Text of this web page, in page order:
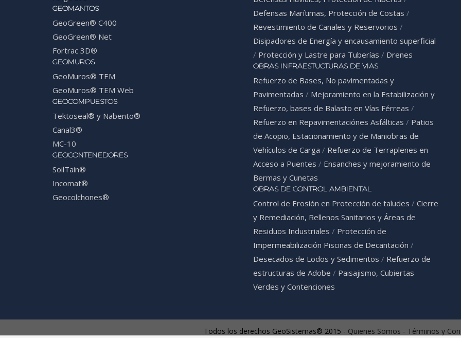
GEOMANTOS
GeoGreen® C400
GeoGreen® Net
Fortrac 3D®
GEOMUROS
GeoMuros® TEM
GeoMuros® TEM Web
GEOCOMPUESTOS
Tektoseal® y Nabento®
Canal3®
MC-10
GEOCONTENEDORES
SoilTain®
Incomat®
Geocolchones®
Defensas Marítimas, Protección de Costas /
Revestimiento de Canales y Reservorios /
Disipadores de Energía y encausamiento superficial
/ Protección y Lastre para Tuberías / Drenes
OBRAS INFRAESTUCTURAS DE VIAS
Refuerzo de Bases, No pavimentadas y
Pavimentadas / Mejoramiento en la Estabilización y
Refuerzo, bases de Balasto en Vías Férreas /
Refuerzo en Repavimentaciónes Asfálticas / Patios
de Acopio, Estacionamiento y de Maniobras de
Vehículos de Carga / Refuerzo de Terraplenes en
Acceso a Puentes / Ensanches y mejoramiento de
Bermas y Cunetas
OBRAS DE CONTROL AMBIENTAL
Control de Erosión en Protección de taludes / Cierre
y Remediación, Rellenos Sanitarios y Áreas de
Residuos Industriales / Protección de
Impermeabilización Piscinas de Decantación /
Desecados de Lodos y Sedimentos / Refuerzo de
estructuras de Adobe / Paisajismo, Cubiertas
Verdes y Contenciones
Todos los derechos GeoSistemas® 2015 - Quienes Somos - Términos y